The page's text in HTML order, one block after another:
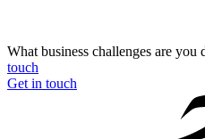
What business challenges are you
touch
Get in touch